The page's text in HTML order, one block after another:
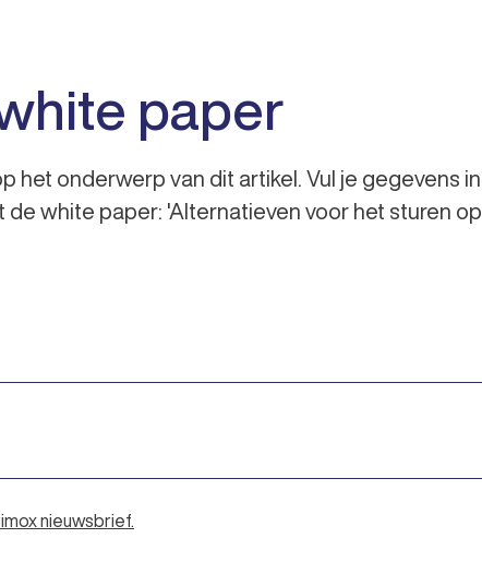
paper
het onderwerp van dit artikel. Vul je gegevens in,
de white paper: 'Alternatieven voor het sturen op
nieuwsbrief.